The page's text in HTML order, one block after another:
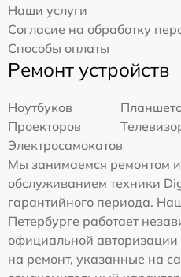
Наши услуги
Согласие на обработку
Способы оплаты
Ремонт устройств
Ноутбуков
Проекторов
Электросамокатов
Мы занимаемся ремонтом
обслуживанием техники
гарантийного периода.
Петербурге работает
официальной
на ремонт, указанные на